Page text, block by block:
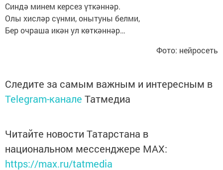
Синдә минем керсез үткәннәр.
Олы хисләр сүнми, онытуны белми,
Бер очраша икән ул көткәннәр…
Фото: нейросеть
Следите за самым важным и интересным в
Telegram-канале Татмедиа
Читайте новости Татарстана в
национальном мессенджере MАХ:
https://max.ru/tatmedia